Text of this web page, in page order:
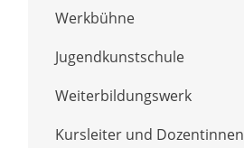
Werkbühne
Jugendkunstschule
Weiterbildungswerk
Kursleiter und Dozentinnen